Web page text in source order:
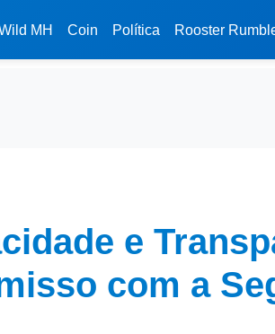
MH Coin Política Rooster
e
com a